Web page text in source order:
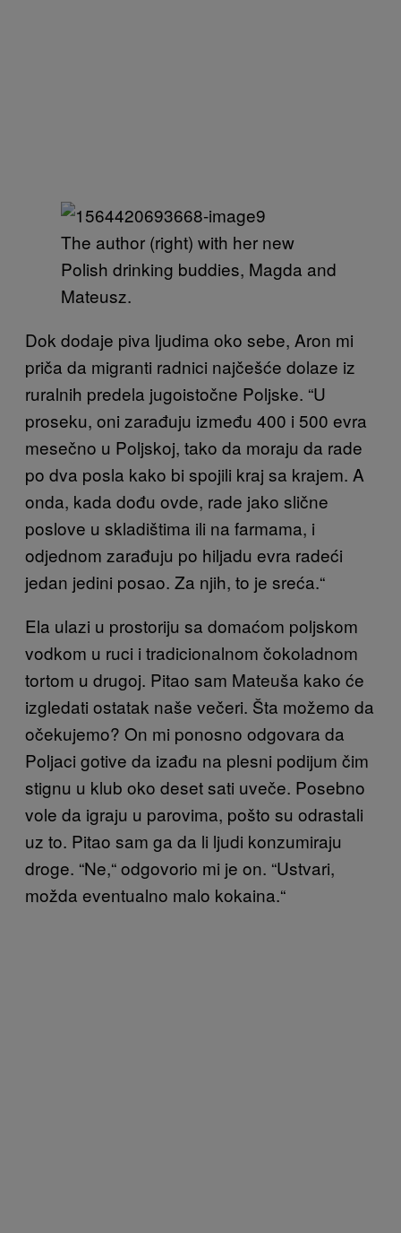
The author (right) with her new
Polish drinking buddies, Magda and
Mateusz.
Dok dodaje piva ljudima oko sebe, Aron mi
priča da migranti radnici najčešće dolaze iz
ruralnih predela jugoistočne Poljske. “U
proseku, oni zarađuju između 400 i 500 evra
mesečno u Poljskoj, tako da moraju da rade
po dva posla kako bi spojili kraj sa krajem. A
onda, kada dođu ovde, rade jako slične
poslove u skladištima ili na farmama, i
odjednom zarađuju po hiljadu evra radeći
jedan jedini posao. Za njih, to je sreća.“
Ela ulazi u prostoriju sa domaćom poljskom
vodkom u ruci i tradicionalnom čokoladnom
tortom u drugoj. Pitao sam Mateuša kako će
izgledati ostatak naše večeri. Šta možemo da
očekujemo? On mi ponosno odgovara da
Poljaci gotive da izađu na plesni podijum čim
stignu u klub oko deset sati uveče. Posebno
vole da igraju u parovima, pošto su odrastali
uz to. Pitao sam ga da li ljudi konzumiraju
droge. “Ne,“ odgovorio mi je on. “Ustvari,
možda eventualno malo kokaina.“